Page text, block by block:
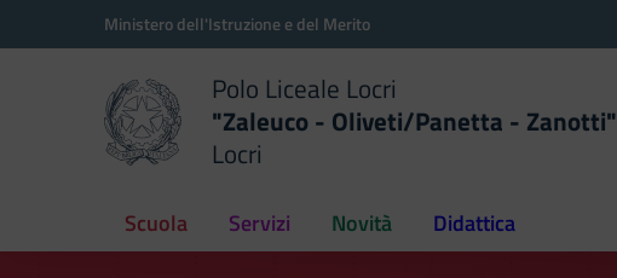
Vai ai contenuti
Vai al menu di navigazioneMinistero dell'Istruzione e del Merito
Polo Liceale Locri
"Zaleuco - Oliveti/Panetta - Zanotti"
Locri
Scuola Servizi Novità Didattica